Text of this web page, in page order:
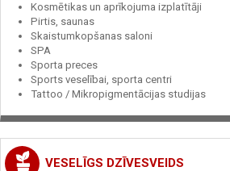
Kosmētikas un aprīkojuma izplatītāji
Pirtis, saunas
Skaistumkopšanas saloni
SPA
Sporta preces
Sports veselībai, sporta centri
Tattoo / Mikropigmentācijas studijas
VESELĪGS DZĪVESVEIDS